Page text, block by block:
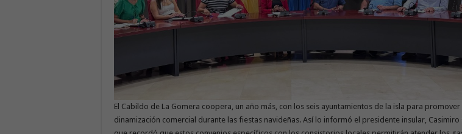
El Cabildo de La Gomera coopera, un año más, con los seis ayuntamientos de la isla para promover
dinamización comercial durante las fiestas navideñas. Así lo informó el presidente insular, Casimiro